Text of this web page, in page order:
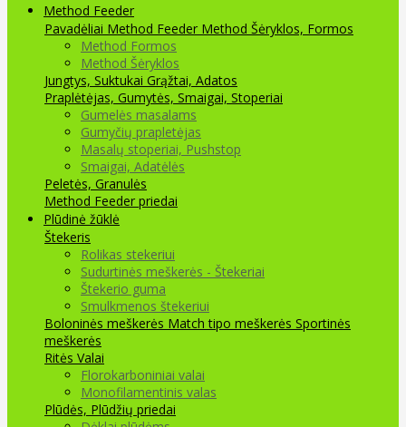
Method Feeder
Pavadėliai Method Feeder Method Šėryklos, Formos
Method Formos
Method Šėryklos
Jungtys, Suktukai Grąžtai, Adatos
Praplėtėjas, Gumytės, Smaigai, Stoperiai
Gumelės masalams
Gumyčių prapletėjas
Masalų stoperiai, Pushstop
Smaigai, Adatėlės
Peletės, Granulės
Method Feeder priedai
Plūdinė žūklė
Štekeris
Rolikas stekeriui
Sudurtinės meškerės - Štekeriai
Štekerio guma
Smulkmenos štekeriui
Boloninės meškerės Match tipo meškerės Sportinės
meškerės
Ritės Valai
Florokarboniniai valai
Monofilamentinis valas
Plūdės, Plūdžių priedai